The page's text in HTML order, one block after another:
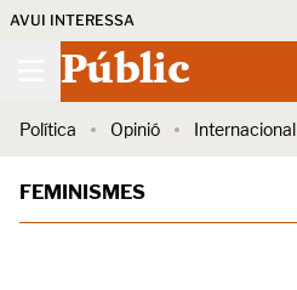
AVUI INTERESSA
Públic
Política Opinió Internacional
FEMINISMES